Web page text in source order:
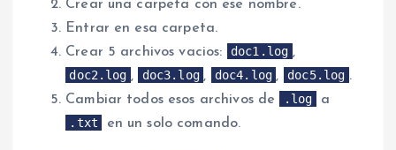
Crear una carpeta con ese nombre.
Entrar en esa carpeta.
Crear 5 archivos vacios:
doc1.log ,
doc2.log , doc3.log , doc4.log , doc5.log .
Cambiar todos esos archivos de
.log
a
.txt
en un solo comando.